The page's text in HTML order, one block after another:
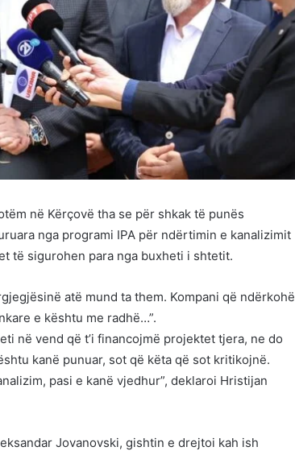
në Kërçovë tha se për shkak të punës
nga programi IPA për ndërtimin e kanalizimit
të sigurohen para nga buxheti i shtetit.
atë mund ta them. Kompani që ndërkohë
e kështu me radhë…”.
në vend që t’i financojmë projektet tjera, ne do
kanë punuar, sot që këta që sot kritikojnë.
pasi e kanë vjedhur”, deklaroi Hristijan
Jovanovski, gishtin e drejtoi kah ish